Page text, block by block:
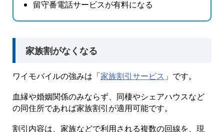
留守番電話サービスが有料になる
家族割がなくなる
ワイモバイルの強みは「家族割引サービス 」です。
血縁や婚姻関係のみならず、同棲やシェアハウスなど
の同住所であれば家族割引が適用可能です。
割引内容は、家族などで利用される複数の回線を、現